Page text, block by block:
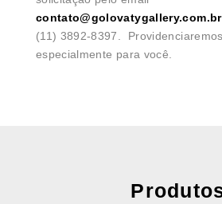
contato@golovatygallery.com.br
(11) 3892-8397.
especialmente para você.